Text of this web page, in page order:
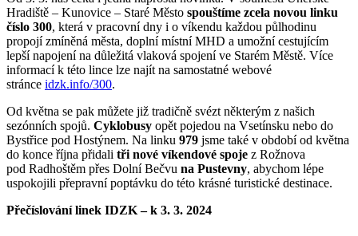
Hradiště – Kunovice – Staré Město spouštíme zcela novou linku
číslo 300, která v pracovní dny i o víkendu každou půlhodinu
propojí zmíněná města, doplní místní MHD a umožní cestujícím
lepší napojení na důležitá vlaková spojení ve Starém Městě. Více
informací k této lince lze najít na samostatné webové
stránce idzk.info/300.
Od května se pak můžete již tradičně svézt některým z našich
sezónních spojů. Cyklobusy opět pojedou na Vsetínsku nebo do
Bystřice pod Hostýnem. Na linku 979 jsme také v období od května
do konce října přidali tři nové víkendové spoje z Rožnova
pod Radhoštěm přes Dolní Bečvu na Pustevny, abychom lépe
uspokojili přepravní poptávku do této krásné turistické destinace.
Přečíslování linek IDZK – k 3. 3. 2024